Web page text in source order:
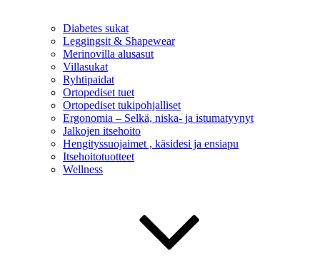
Diabetes sukat
Leggingsit & Shapewear
Merinovilla alusasut
Villasukat
Ryhtipaidat
Ortopediset tuet
Ortopediset tukipohjalliset
Ergonomia – Selkä, niska- ja istumatyynyt
Jalkojen itsehoito
Hengityssuojaimet , käsidesi ja ensiapu
Itsehoitotuotteet
Wellness